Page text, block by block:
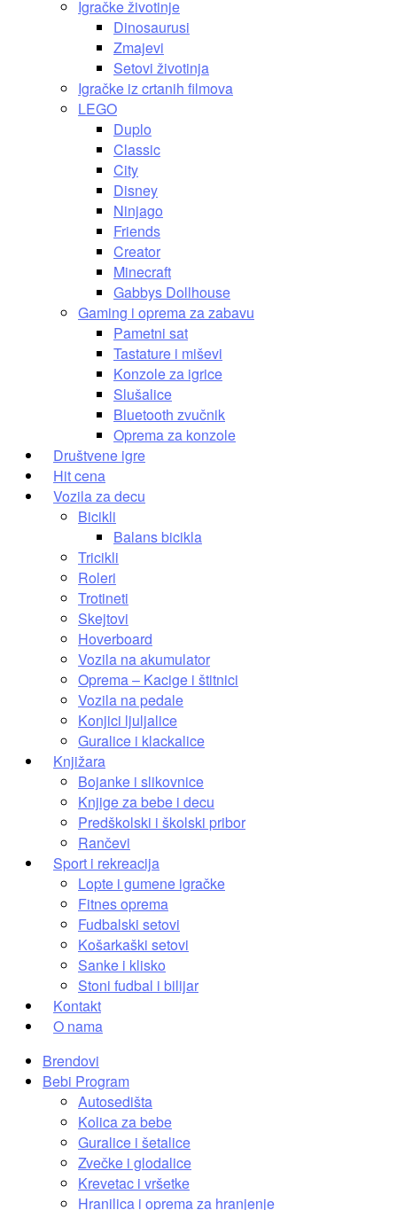
Igračke životinje
Dinosaurusi
Zmajevi
Setovi životinja
Igračke iz crtanih filmova
LEGO
Duplo
Classic
City
Disney
Ninjago
Friends
Creator
Minecraft
Gabbys Dollhouse
Gaming i oprema za zabavu
Pametni sat
Tastature i miševi
Konzole za igrice
Slušalice
Bluetooth zvučnik
Oprema za konzole
Društvene igre
Hit cena
Vozila za decu
Bicikli
Balans bicikla
Tricikli
Roleri
Trotineti
Skejtovi
Hoverboard
Vozila na akumulator
Oprema – Kacige i štitnici
Vozila na pedale
Konjici ljuljalice
Guralice i klackalice
Knjižara
Bojanke i slikovnice
Knjige za bebe i decu
Predškolski i školski pribor
Rančevi
Sport i rekreacija
Lopte i gumene igračke
Fitnes oprema
Fudbalski setovi
Košarkaški setovi
Sanke i klisko
Stoni fudbal i bilijar
Kontakt
O nama
Brendovi
Bebi Program
Autosedišta
Kolica za bebe
Guralice i šetalice
Zvečke i glodalice
Krevetac i vršetke
Hranilica i oprema za hranjenje